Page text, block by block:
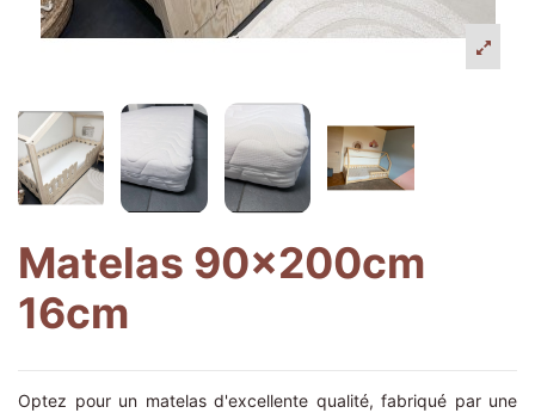
Matelas 90x200cm
16cm
Optez pour un matelas d'excellente qualité, fabriqué par une